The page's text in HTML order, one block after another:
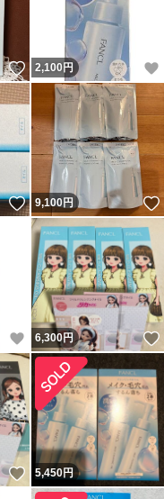
いいね！
2,100 円
いいね！
9,100円
いいね！
6,300円
いいね！
5,450円